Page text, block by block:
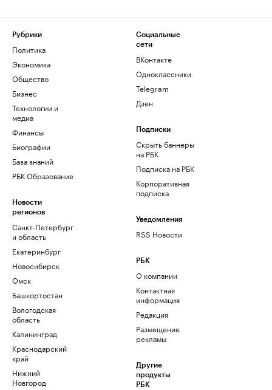
Рубрики
Политика
Экономика
Общество
Бизнес
Технологии и
медиа
Финансы
Биографии
База знаний
РБК Образование
Новости
регионов
Санкт-Петербург
и область
Екатеринбург
Новосибирск
Омск
Башкортостан
Вологодская
область
Калининград
Краснодарский
край
Нижний
Новгород
Социальные
сети
ВКонтакте
Одноклассники
Telegram
Дзен
Подписки
Скрыть баннеры
на РБК
Подписка на РБК
Корпоративная
подписка
Уведомления
RSS Новости
РБК
О компании
Контактная
информация
Редакция
Размещение
рекламы
Другие
продукты
РБК